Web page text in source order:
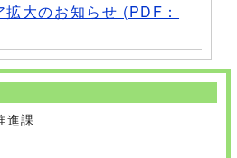
大のお知らせ (PDF：
進課